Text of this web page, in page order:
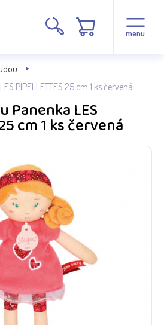
menu
PIPELLETTES 25 cm 1 ks červená
Panenka LES
cm 1 ks červená